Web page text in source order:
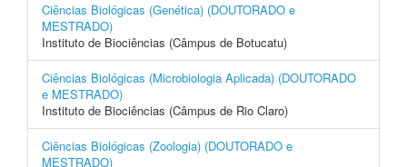
Ciências Biológicas (Genética) (DOUTORADO e
MESTRADO)
Instituto de Biociências (Câmpus de Botucatu)
Ciências Biológicas (Microbiologia Aplicada) (DOUTORADO
e MESTRADO)
Instituto de Biociências (Câmpus de Rio Claro)
Ciências Biológicas (Zoologia) (DOUTORADO e
MESTRADO)